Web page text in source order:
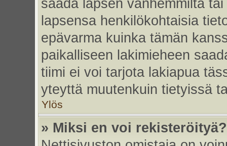
saada lapsen vanhemmilta
lapsensa henkilökohtaisia
epävarma kuinka tämän
paikalliseen lakimieheen
tiimi ei voi tarjota lakiapua
yteyttä muutenkuin tietyissä
Ylös
» Miksi en voi rekisteröityä?